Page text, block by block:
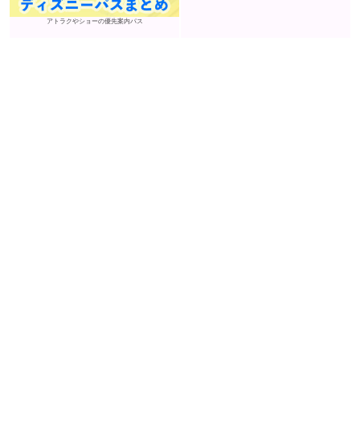
アトラクやショーの優先案内パス